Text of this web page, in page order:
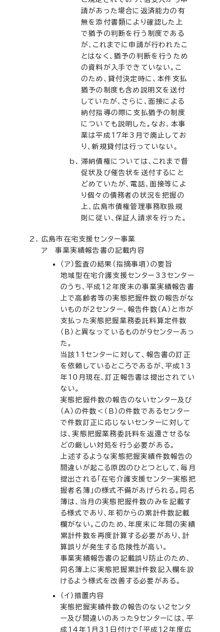
請があった場合に返済能力の有
無を添付書類により確認した上
で猶予の判断を行う制度である
が、これまでに申請が行われたこ
とはなく、猶予の判断を行うため
の資料が入手できていない。こ
のため、貸付決定時に、本件支払
猶予の制度も含め説明文を送付
していたが、さらに、面接による
納付指導の際に支払猶予の制度
についても説明した。なお、本事
業は平成17年3月で廃止してお
り、新規貸付は行っていない。
滞納債権については、これまで督
促状及び催告状を送付するにと
どめていたが、電話、面接等によ
り個々の債務者の状況を把握の
上、広島市債権管理事務取扱規
則に従い、保証人請求を行った。
広島市在宅支援センター事業
ア 事業実績報告書の記載内容
（ア）監査の結果（指摘事項）の要旨
地域型在宅介護支援センター33センター
のうち、平成12年度末の事業実績報告書
上で高齢者等の実態把握件数の報告がな
いものが2センター、報告件数（A）と市が
支払った実態把握業務委託料算定件数
（B）と異なっているものが9センターあっ
た。
当該11センターに対して、報告書の訂正
を依頼しているところであるが、平成13
年10月現在、訂正報告書は提出されてい
ない。
実態把握件数の報告のないセンター及び
（A）の件数＜（B）の件数であるセンター
で件数訂正に応じないセンターに対して
は、実態把握業務委託料を返還させるな
どの厳しい対処を行う必要がある。
上述するような実態把握実績件数報告の
間違いが起こる原因のひとつとして、毎月
提出される「在宅介護支援センター実態把
握者名簿」の様式不備があげられる。同名
簿は、当月の実態把握件数のみを記載す
る様式であり、年初からの累計件数記載
欄がない。このため、年度末に年間の実績
累計件数を再度計算する必要があり、計
算誤りが発生する危険性が高い。
事業実績報告書の記載誤り防止のため、
同名簿上に実態把握累計件数記入欄を設
けるよう様式を改善する必要がある。
（イ）措置内容
実態把握実績件数の報告のない2センタ
ー及び間違いのあった9センターには、平
成14年1月31日付けで「平成12年度広